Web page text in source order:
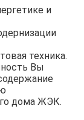
и
техника.
Вы
дома ЖЭК.